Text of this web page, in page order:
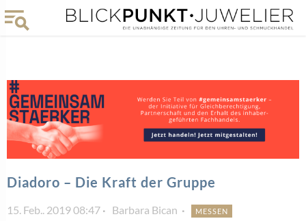
Diadoro – Die Kraft der Gruppe
15. Feb.. 2019 08:47 Barbara Bican MESSEN